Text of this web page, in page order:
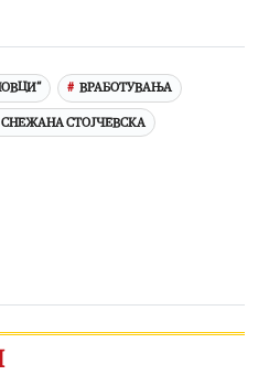
ВРАБОТУВАЊА
СНЕЖАНА СТОЈЧЕВСКА